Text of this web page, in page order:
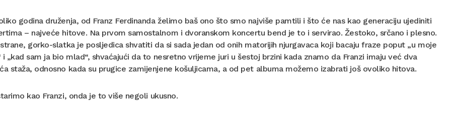
godina druženja, od Franz Ferdinanda želimo baš ono što smo najviše pamtili i što će nas kao generaciju ujediniti
– najveće hitove. Na prvom samostalnom i dvoranskom koncertu bend je to i servirao. Žestoko, srčano i plesno.
gorko-slatka je posljedica shvatiti da si sada jedan od onih matorijih njurgavaca koji bacaju fraze poput „u moje
i „kad sam ja bio mlad“, shvaćajući da to nesretno vrijeme juri u šestoj brzini kada znamo da Franzi imaju već dva
staža, odnosno kada su prugice zamijenjene košuljicama, a od pet albuma možemo izabrati još ovoliko hitova.
kao Franzi, onda je to više negoli ukusno.